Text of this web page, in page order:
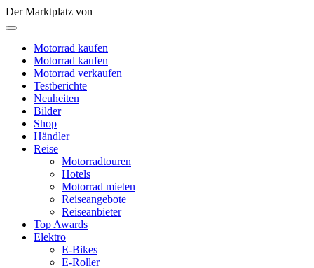
Der Marktplatz von
Motorrad kaufen
Motorrad kaufen
Motorrad verkaufen
Testberichte
Neuheiten
Bilder
Shop
Händler
Reise
Motorradtouren
Hotels
Motorrad mieten
Reiseangebote
Reiseanbieter
Top Awards
Elektro
E-Bikes
E-Roller